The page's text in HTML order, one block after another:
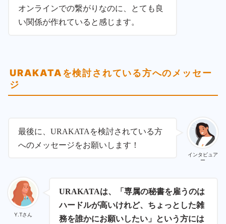
オンラインでの繋がりなのに、とても良
い関係が作れていると感じます。
URAKATAを検討されている方へのメッセー
ジ
インタビュア
ー
最後に、URAKATAを検討されている方
へのメッセージをお願いします！
Y.Tさん
URAKATAは、「専属の秘書を雇うのは
ハードルが高いけれど、ちょっとした雑
務を誰かにお願いしたい」という方には